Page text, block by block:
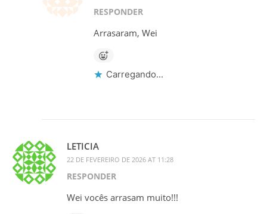
RESPONDER
Arrasaram, Wei
Carregando...
LETICIA
22 DE FEVEREIRO DE 2026 AT 11:28
RESPONDER
Wei vocês arrasam muito!!!